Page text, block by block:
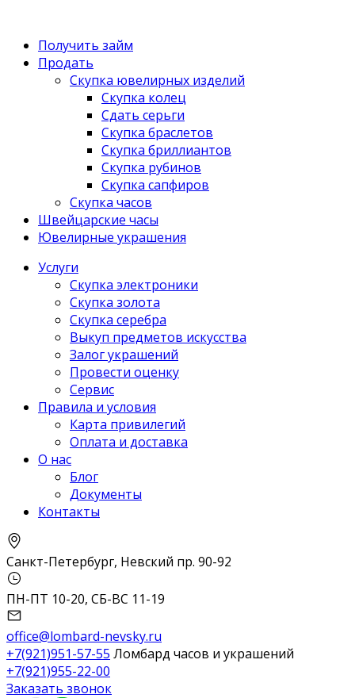
Получить займ
Продать
Скупка ювелирных изделий
Скупка колец
Сдать серьги
Скупка браслетов
Скупка бриллиантов
Скупка рубинов
Скупка сапфиров
Скупка часов
Швейцарские часы
Ювелирные украшения
Услуги
Скупка электроники
Скупка золота
Скупка серебра
Выкуп предметов искусства
Залог украшений
Провести оценку
Сервис
Правила и условия
Карта привилегий
Оплата и доставка
О нас
Блог
Документы
Контакты
Санкт-Петербург, Невский пр. 90-92
ПН-ПТ 10-20, СБ-ВС 11-19
office@lombard-nevsky.ru
+7(921)951-57-55 Ломбард часов и украшений
+7(921)955-22-00
Заказать звонок